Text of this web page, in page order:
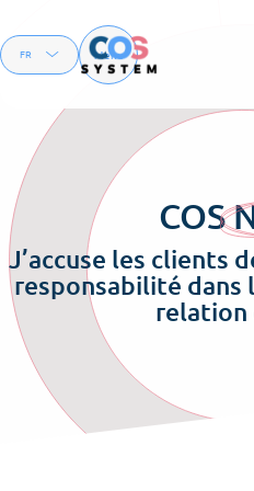
FR Menu
COS
J’accuse les clients
responsabilité dans
relation